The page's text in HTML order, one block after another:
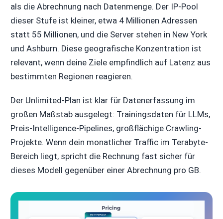
als die Abrechnung nach Datenmenge. Der IP-Pool
dieser Stufe ist kleiner, etwa 4 Millionen Adressen
statt 55 Millionen, und die Server stehen in New York
und Ashburn. Diese geografische Konzentration ist
relevant, wenn deine Ziele empfindlich auf Latenz aus
bestimmten Regionen reagieren.
Der Unlimited-Plan ist klar für Datenerfassung im
großen Maßstab ausgelegt: Trainingsdaten für LLMs,
Preis-Intelligence-Pipelines, großflächige Crawling-
Projekte. Wenn dein monatlicher Traffic im Terabyte-
Bereich liegt, spricht die Rechnung fast sicher für
dieses Modell gegenüber einer Abrechnung pro GB.